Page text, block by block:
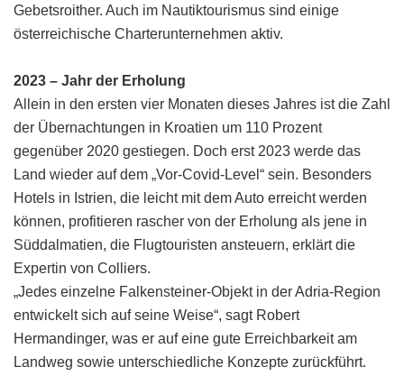
Gebetsroither. Auch im Nautiktourismus sind einige
österreichische Charterunternehmen aktiv.
2023 – Jahr der Erholung
Allein in den ersten vier Monaten dieses Jahres ist die Zahl
der Übernachtungen in Kroatien um 110 Prozent
gegenüber 2020 gestiegen. Doch erst 2023 werde das
Land wieder auf dem „Vor-Covid-Level“ sein. Besonders
Hotels in Istrien, die leicht mit dem Auto erreicht werden
können, profitieren rascher von der Erholung als jene in
Süddalmatien, die Flugtouristen ansteuern, erklärt die
Expertin von Colliers.
„Jedes einzelne Falkensteiner-Objekt in der Adria-Region
entwickelt sich auf seine Weise“, sagt Robert
Hermandinger, was er auf eine gute Erreichbarkeit am
Landweg sowie unterschiedliche Konzepte zurückführt.